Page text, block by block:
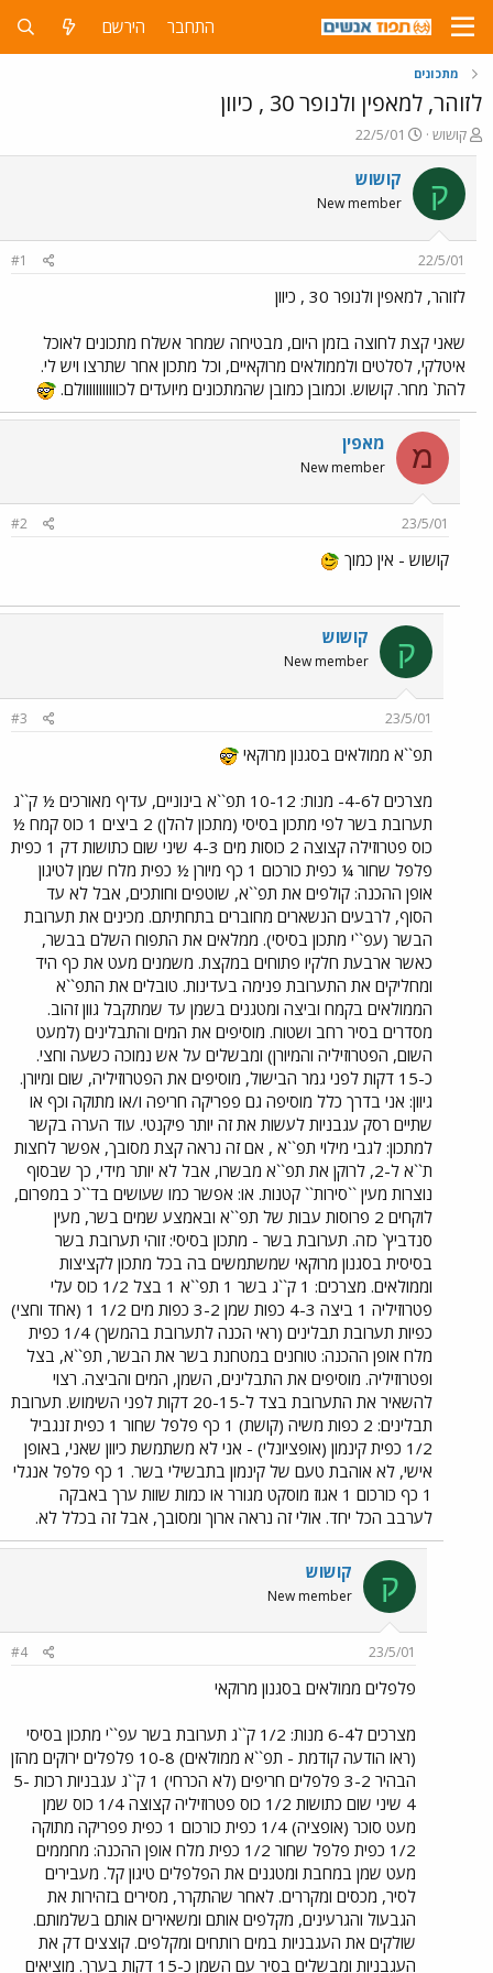
התחבר הירשם
מתכונים
לזוהר, למאפין ולנופר 30 , כיוון
פ
ו
ת
ח
ה
ש
א
קושוש
פ
ו
ר
ם
ר
22/5/01
ק קושוש
New member
22/5/01
#1
לזוהר, למאפין ולנופר 30 , כיוון
שאני קצת לחוצה בזמן היום, מבטיחה שמחר אשלח מתכונים לאוכל
איטלקי, לסלטים ולממולאים מרוקאיים, וכל מתכון אחר שתרצו ויש לי.
להת` מחר. קושוש. וכמובן כמובן שהמתכונים מיועדים לכווווווווווולם.
מ מאפין
New member
23/5/01
#2
קושוש - אין כמוך
ק קושוש
New member
23/5/01
#3
תפ``א ממולאים בסגנון מרוקאי
מצרכים ל4-6- מנות: 10-12 תפ``א בינוניים, עדיף מאורכים ½ ק``ג
תערובת בשר לפי מתכון בסיסי (מתכון להלן) 2 ביצים 1 כוס קמח ½
כוס פטרוזילה קצוצה 2 כוסות מים 4-3 שיני שום כתושות דק 1 כפית
פלפל שחור ¼ כפית כורכום 1 כף מיורן ½ כפית מלח שמן לטיגון
אופן ההכנה: קולפים את תפ``א, שוטפים וחותכים, אבל לא עד
הסוף, לרבעים הנשארים מחוברים בתחתיתם. מכינים את תערובת
הבשר (עפ``י מתכון בסיסי). ממלאים את התפוח השלם בבשר,
כאשר ארבעת חלקיו פתוחים במקצת. משמנים מעט את כף היד
ומחליקים את התערובת פנימה בעדינות. טובלים את התפ``א
הממולאים בקמח וביצה ומטגנים בשמן עד שמתקבל גוון זהוב.
מסדרים בסיר רחב ושטוח. מוסיפים את המים והתבלינים (למעט
השום, הפטרוזיליה והמיורן) ומבשלים על אש נמוכה כשעה וחצי.
כ-15 דקות לפני גמר הבישול, מוסיפים את הפטרוזיליה, שום ומיורן.
גיוון: אני בדרך כלל מוסיפה גם פפריקה חריפה ו/או מתוקה וכף או
שתיים רסק עגבניות לעשות את זה יותר פיקנטי. עוד הערה בקשר
למתכון: לגבי מילוי תפ``א , אם זה נראה קצת מסובך, אפשר לחצות
ת``א ל-2, לרוקן את תפ``א מבשרו, אבל לא יותר מידי, כך שבסוף
נוצרות מעין ``סירות`` קטנות. או: אפשר כמו שעושים בד``כ במפרום,
לוקחים 2 פרוסות עבות של תפ``א ובאמצע שמים בשר, מעין
סנדביץ` כזה. תערובת בשר - מתכון בסיסי: זוהי תערובת בשר
בסיסית בסגנון מרוקאי שמשתמשים בה בכל מתכון לקציצות
וממולאים. מצרכים: 1 ק``ג בשר 1 תפ``א 1 בצל 1/2 כוס עלי
פטרוזיליה 1 ביצה 4-3 כפות שמן 3-2 כפות מים 1/2 1 (אחד וחצי)
כפיות תערובת תבלינים (ראי הכנה לתערובת בהמשך) 1/4 כפית
מלח אופן ההכנה: טוחנים במטחנת בשר את הבשר, תפ``א, בצל
ופטרוזיליה. מוסיפים את התבלינים, השמן, המים והביצה. רצוי
להשאיר את התערובת בצד ל-20-15 דקות לפני השימוש. תערובת
תבלינים: 2 כפות משיה (קושת) 1 כף פלפל שחור 1 כפית זנגביל
1/2 כפית קינמון (אופציונלי) - אני לא משתמשת כיוון שאני, באופן
אישי, לא אוהבת טעם של קינמון בתבשילי בשר. 1 כף פלפל אנגלי
1 כף כורכום 1 אגוז מוסקט מגורר או כמות שוות ערך באבקה
לערבב הכל יחד. אולי זה נראה ארוך ומסובך, אבל זה בכלל לא.
ק קושוש
New member
23/5/01
#4
פלפלים ממולאים בסגנון מרוקאי
מצרכים ל6-4 מנות: 1/2 ק``ג תערובת בשר עפ``י מתכון בסיסי
(ראו הודעה קודמת - תפ``א ממולאים) 10-8 פלפלים ירוקים מהזן
הבהיר 3-2 פלפלים חריפים (לא הכרחי) 1 ק``ג עגבניות רכות 5-
4 שיני שום כתושות 1/2 כוס פטרוזיליה קצוצה 1/4 כוס שמן
מעט סוכר (אופציה) 1/4 כפית כורכום 1 כפית פפריקה מתוקה
1/2 כפית פלפל שחור 1/2 כפית מלח אופן ההכנה: מחממים
מעט שמן במחבת ומטגנים את הפלפלים טיגון קל. מעבירים
לסיר, מכסים ומקררים. לאחר שהתקרר, מסירים בזהירות את
הגבעול והגרעינים, מקלפים אותם ומשאירים אותם בשלמותם.
שולקים את העגבניות במים רותחים ומקלפים. קוצצים דק את
העגבניות ומבשלים בסיר עם השמן כ-15 דקות בערך. מוציאים